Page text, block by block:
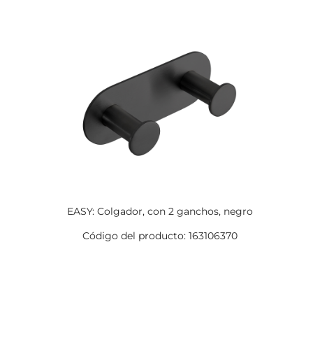
EASY: Colgador, con 2 ganchos, negro
Código del producto: 163106370